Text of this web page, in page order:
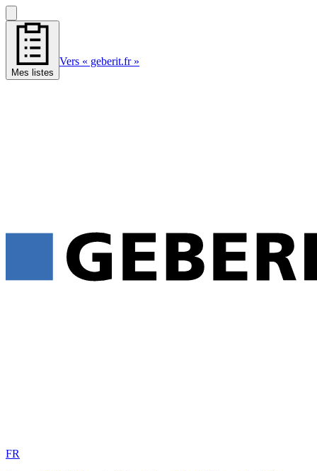
Mes listes
Vers « geberit.fr »
FR